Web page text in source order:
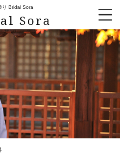
り Bridal Sora
Sora